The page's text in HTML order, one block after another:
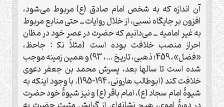
آن اندازه که به شخص امام صادق (ع) مربوط می‌شود،
افزون بر جايگاه نسبی، از خلال روايات ــ حتى منابع مربوط
به غير اماميه ــ می‌دانيم که حضرت در عصر خود در مظان
احراز منصب خلافت بوده است (مثلاً نک‍ : جاحظ،
«فضل»، 459؛ ذهبی، تاريخ …، 93) و همين زمينه موجب
شده است تا سالها بعد، پسرش محمد بن جعفر دعوی
خلافت کند (ابوطالب هارونی، 194-195). با وجود اينکه به
شيوۀ امام سجاد (ع)، امام باقر (ع) و نيز شيوۀ خود حضرت